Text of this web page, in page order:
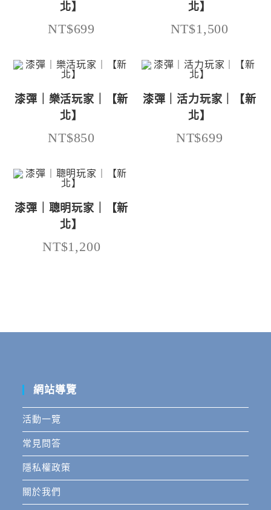
北】
NT$699
北】
NT$1,500
漆彈｜樂活玩家｜【新
北】
NT$850
漆彈｜活力玩家｜【新
北】
NT$699
漆彈｜聰明玩家｜【新
北】
NT$1,200
網站導覽
活動一覽
常見問答
隱私權政策
關於我們